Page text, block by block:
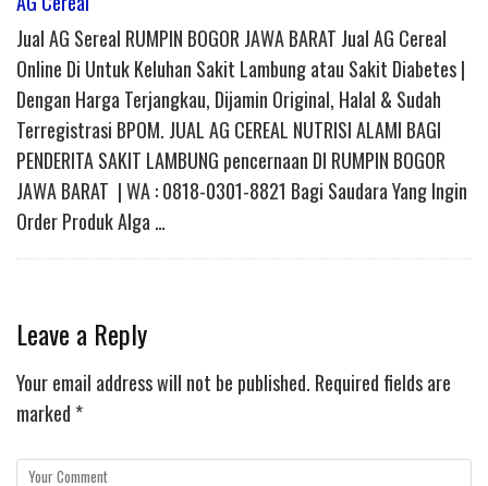
Jual AG Sereal RUMPIN BOGOR JAWA BARAT Jual AG Cereal
Online Di Untuk Keluhan Sakit Lambung atau Sakit Diabetes |
Dengan Harga Terjangkau, Dijamin Original, Halal & Sudah
Terregistrasi BPOM. JUAL AG CEREAL NUTRISI ALAMI BAGI
PENDERITA SAKIT LAMBUNG pencernaan DI RUMPIN BOGOR
JAWA BARAT | WA : 0818-0301-8821 Bagi Saudara Yang Ingin
Order Produk Alga …
Leave a Reply
Your email address will not be published. Required fields are
marked *